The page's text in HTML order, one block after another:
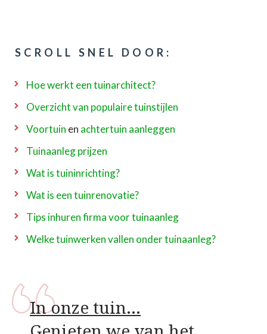
SCROLL SNEL DOOR:
Hoe werkt een tuinarchitect?
Overzicht van populaire tuinstijlen
Voortuin en achtertuin aanleggen
Tuinaanleg prijzen
Wat is tuininrichting?
Wat is een tuinrenovatie?
Tips inhuren firma voor tuinaanleg
Welke tuinwerken vallen onder tuinaanleg?
In onze tuin…